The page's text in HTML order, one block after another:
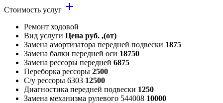
Стоимость услуг add
Ремонт ходовой
Вид услуги Цена руб. ,(от)
Замена амортизатора передней подвески 1875
Замена балки передней оси 18750
Замена рессоры передней 6875
Переборка рессоры 2500
С/у рессоры 6303 12500
Диагностика передней подвески 1250
Замена механизма рулевого 544008 10000